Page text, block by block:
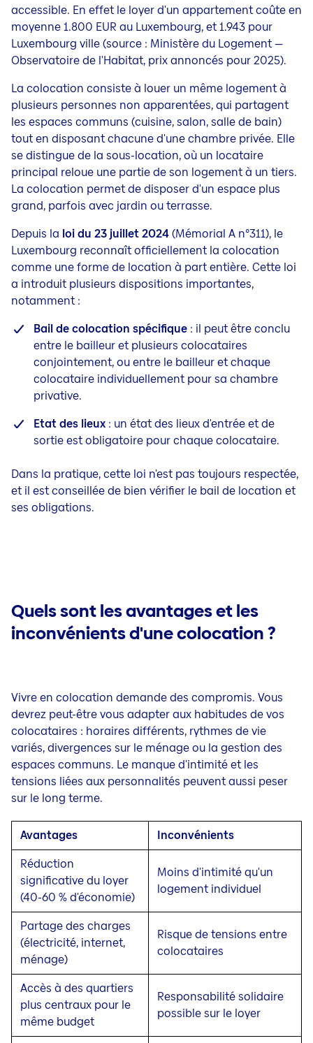
accessible. En effet le loyer d'un appartement coûte en
moyenne 1.800 EUR au Luxembourg, et 1.943 pour
Luxembourg ville (source : Ministère du Logement —
Observatoire de l'Habitat, prix annoncés pour 2025).
La colocation consiste à louer un même logement à
plusieurs personnes non apparentées, qui partagent
les espaces communs (cuisine, salon, salle de bain)
tout en disposant chacune d'une chambre privée. Elle
se distingue de la sous-location, où un locataire
principal reloue une partie de son logement à un tiers.
La colocation permet de disposer d'un espace plus
grand, parfois avec jardin ou terrasse.
Depuis la loi du 23 juillet 2024(Mémorial A n°311), le
Luxembourg reconnaît officiellement la colocation
comme une forme de location à part entière. Cette loi
a introduit plusieurs dispositions importantes,
notamment :
Bail de colocation spécifique : il peut être conclu
entre le bailleur et plusieurs colocataires
conjointement, ou entre le bailleur et chaque
colocataire individuellement pour sa chambre
privative.
Etat des lieux : un état des lieux d'entrée et de
sortie est obligatoire pour chaque colocataire.
Dans la pratique, cette loi n'est pas toujours respectée,
et il est conseillée de bien vérifier le bail de location et
ses obligations.
Quels sont les avantages et les
inconvénients d'une colocation ?
Vivre en colocation demande des compromis. Vous
devrez peut-être vous adapter aux habitudes de vos
colocataires : horaires différents, rythmes de vie
variés, divergences sur le ménage ou la gestion des
espaces communs. Le manque d'intimité et les
tensions liées aux personnalités peuvent aussi peser
sur le long terme.
Avantages
Inconvénients
Réduction
significative du loyer
(40-60 % d'économie)
Moins d'intimité qu'un
logement individuel
Partage des charges
(électricité, internet,
ménage)
Risque de tensions entre
colocataires
Accès à des quartiers
plus centraux pour le
même budget
Responsabilité solidaire
possible sur le loyer